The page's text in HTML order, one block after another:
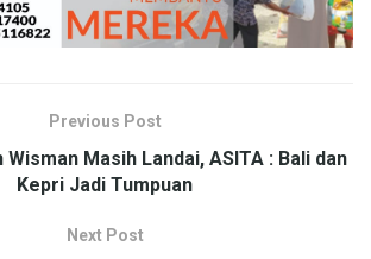
Previous Post
Masih Landai, ASITA : Bali dan
Kepri Jadi Tumpuan
Next Post